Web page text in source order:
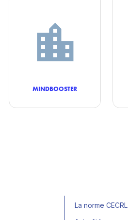
MINDBOOSTER
La norme CECRL